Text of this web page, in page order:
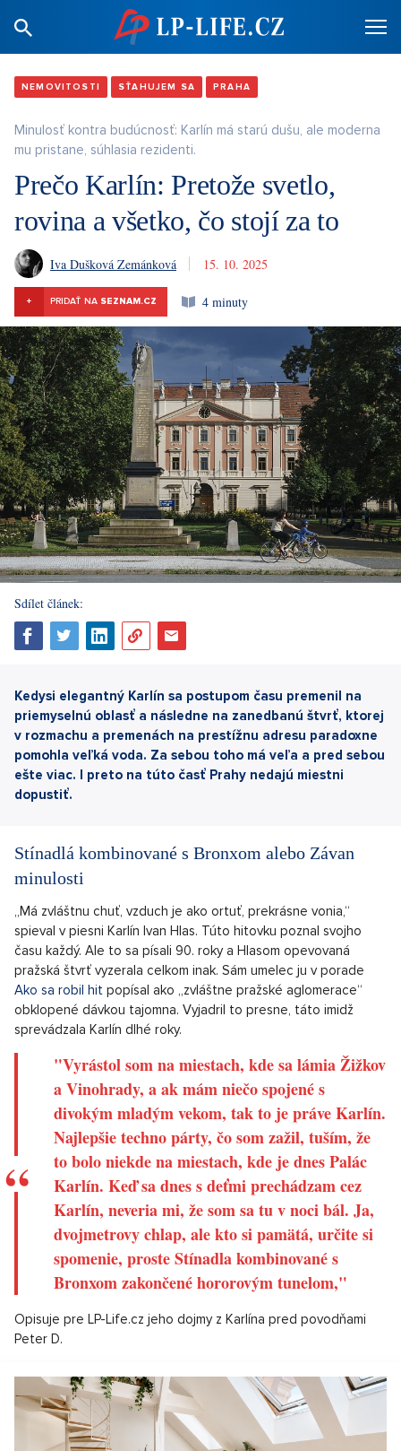
NEMOVITOSTI SŤAHUJEM SA PRAHA
Minulosť kontra budúcnosť: Karlín má starú dušu, ale moderna
mu pristane, súhlasia rezidenti.
Prečo Karlín: Pretože svetlo,
rovina a všetko, čo stojí za to
Iva Dušková Zemánková 15. 10. 2025
+ PRIDAŤ NA SEZNAM.CZ 4 minuty
Sdílet článek:
Kedysi elegantný Karlín sa postupom času premenil na
priemyselnú oblasť a následne na zanedbanú štvrť, ktorej
v rozmachu a premenách na prestížnu adresu paradoxne
pomohla veľká voda. Za sebou toho má veľa a pred sebou
ešte viac. I preto na túto časť Prahy nedajú miestni
dopustiť.
Stínadlá kombinované s Bronxom alebo Závan
minulosti
„Má zvláštnu chuť, vzduch je ako ortuť, prekrásne vonia,“
spieval v piesni Karlín Ivan Hlas. Túto hitovku poznal svojho
času každý. Ale to sa písali 90. roky a Hlasom opevovaná
pražská štvrť vyzerala celkom inak. Sám umelec ju v porade
Ako sa robil hit popísal ako „zvláštne pražské aglomerace“
obklopené dávkou tajomna. Vyjadril to presne, táto imidž
sprevádzala Karlín dlhé roky.
"Vyrástol som na miestach, kde sa lámia Žižkov
a Vinohrady, a ak mám niečo spojené s
divokým mladým vekom, tak to je práve Karlín.
Najlepšie techno párty, čo som zažil, tuším, že
to bolo niekde na miestach, kde je dnes Palác
Karlín. Keď sa dnes s deťmi prechádzam cez
Karlín, neveria mi, že som sa tu v noci bál. Ja,
dvojmetrovy chlap, ale kto si pamätá, určite si
spomenie, proste Stínadla kombinované s
Bronxom zakončené hororovým tunelom,"
Opisuje pre LP-Life.cz jeho dojmy z Karlína pred povodňami
Peter D.